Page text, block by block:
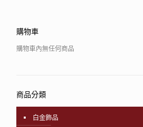
購物車
購物車內無任何商品
商品分類
白金飾品